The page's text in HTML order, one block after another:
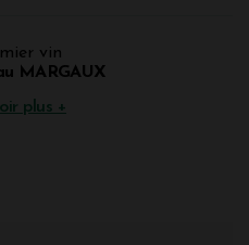
vin
MARGAUX
plus +